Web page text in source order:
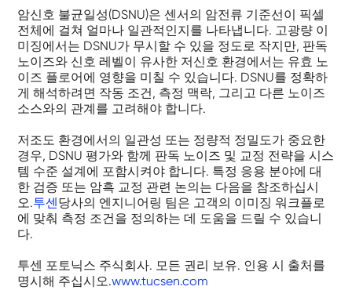
암신호 불균일성(DSNU)은 센서의 암전류 기준선이 픽셀
전체에 걸쳐 얼마나 일관적인지를 나타냅니다. 고광량 이
미징에서는 DSNU가 무시할 수 있을 정도로 작지만, 판독
노이즈와 신호 레벨이 유사한 저신호 환경에서는 유효 노
이즈 플로어에 영향을 미칠 수 있습니다. DSNU를 정확하
게 해석하려면 작동 조건, 측정 맥락, 그리고 다른 노이즈
소스와의 관계를 고려해야 합니다.
저조도 환경에서의 일관성 또는 정량적 정밀도가 중요한
경우, DSNU 평가와 함께 판독 노이즈 및 교정 전략을 시스
템 수준 설계에 포함시켜야 합니다. 특정 응용 분야에 대
한 검증 또는 암흑 교정 관련 논의는 다음을 참조하십시
오.투센당사의 엔지니어링 팀은 고객의 이미징 워크플로
에 맞춰 측정 조건을 정의하는 데 도움을 드릴 수 있습니
다.
투센 포토닉스 주식회사. 모든 권리 보유. 인용 시 출처를
명시해 주십시오.www.tucsen.com